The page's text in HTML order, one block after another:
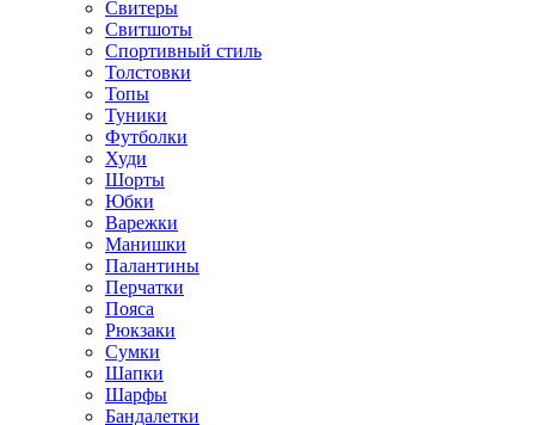
Свитеры
Свитшоты
Спортивный стиль
Толстовки
Топы
Туники
Футболки
Худи
Шорты
Юбки
Варежки
Манишки
Палантины
Перчатки
Пояса
Рюкзаки
Сумки
Шапки
Шарфы
Бандалетки